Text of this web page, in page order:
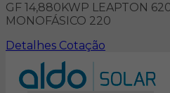
GF 14,880KWP LEAPTON
MONOFÁSICO 220
Detalhes Cotação